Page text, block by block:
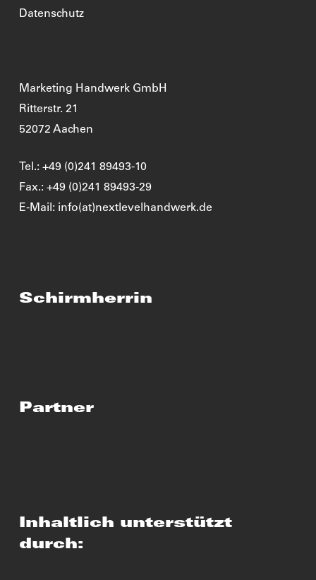
Datenschutz
Marketing Handwerk GmbH
Ritterstr. 21
52072 Aachen
Tel.: +49 (0)241 89493-10
Fax.: +49 (0)241 89493-29
E-Mail: info(at)nextlevelhandwerk.de
Schirmherrin
Partner
Inhaltlich unterstützt
durch: